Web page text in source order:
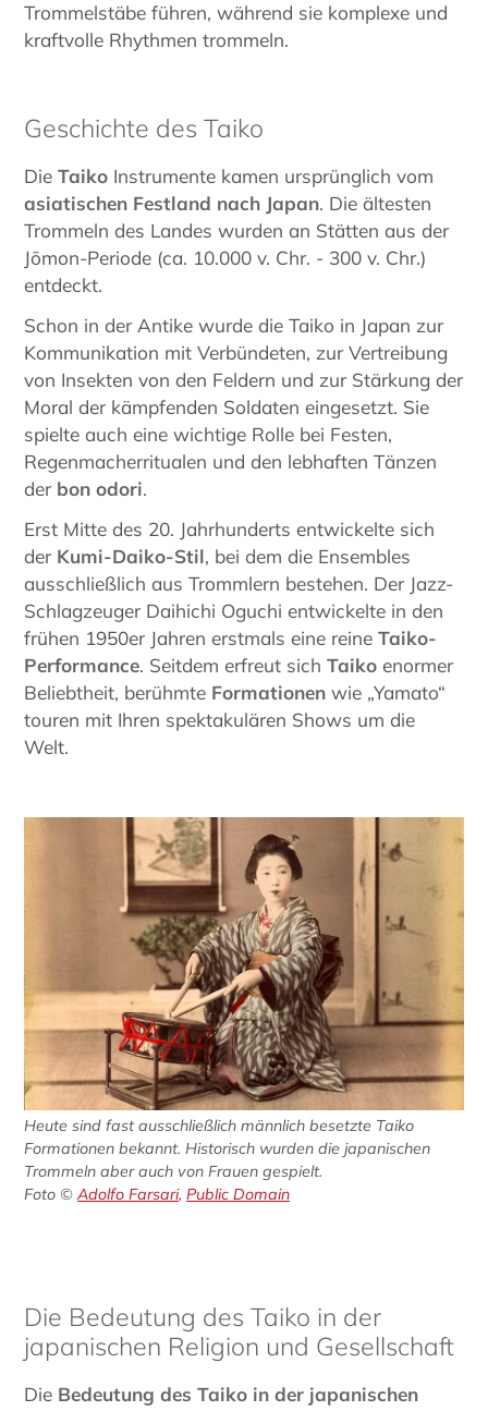
Trommelstäbe führen, während sie komplexe und
kraftvolle Rhythmen trommeln.
Geschichte des Taiko
Die Taiko Instrumente kamen ursprünglich vom
asiatischen Festland nach Japan. Die ältesten
Trommeln des Landes wurden an Stätten aus der
Jōmon-Periode (ca. 10.000 v. Chr. - 300 v. Chr.)
entdeckt.
Schon in der Antike wurde die Taiko in Japan zur
Kommunikation mit Verbündeten, zur Vertreibung
von Insekten von den Feldern und zur Stärkung der
Moral der kämpfenden Soldaten eingesetzt. Sie
spielte auch eine wichtige Rolle bei Festen,
Regenmacherritualen und den lebhaften Tänzen
der bon odori.
Erst Mitte des 20. Jahrhunderts entwickelte sich
der Kumi-Daiko-Stil, bei dem die Ensembles
ausschließlich aus Trommlern bestehen. Der Jazz-
Schlagzeuger Daihichi Oguchi entwickelte in den
frühen 1950er Jahren erstmals eine reine Taiko-
Performance. Seitdem erfreut sich Taiko enormer
Beliebtheit, berühmte Formationen wie „Yamato“
touren mit Ihren spektakulären Shows um die
Welt.
Heute sind fast ausschließlich männlich besetzte Taiko
Formationen bekannt. Historisch wurden die japanischen
Trommeln aber auch von Frauen gespielt.
Foto © Adolfo Farsari, Public Domain
Die Bedeutung des Taiko in der
japanischen Religion und Gesellschaft
Die Bedeutung des Taiko in der japanischen